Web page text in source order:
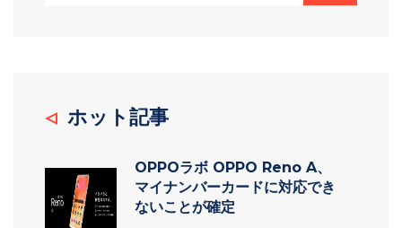
ホット記事
OPPOラボ OPPO Reno A、
マイナンバーカードに対応でき
ないことが確定